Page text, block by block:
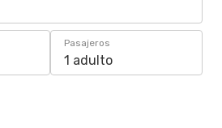
Pasajeros
1 adulto